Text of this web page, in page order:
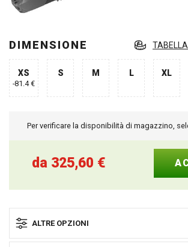
DIMENSIONE TABELLA
XS
-81.4 €
S M L XL
Per verificare la disponibilità di magazzino,
da 325,60 €
ALTRE OPZIONI